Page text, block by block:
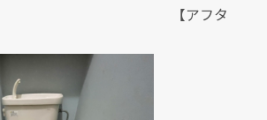
ー】 【アフタ